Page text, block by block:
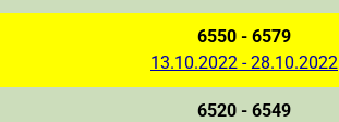
6550 - 6579
13.10.2022 - 28.10.2022
6520 - 6549